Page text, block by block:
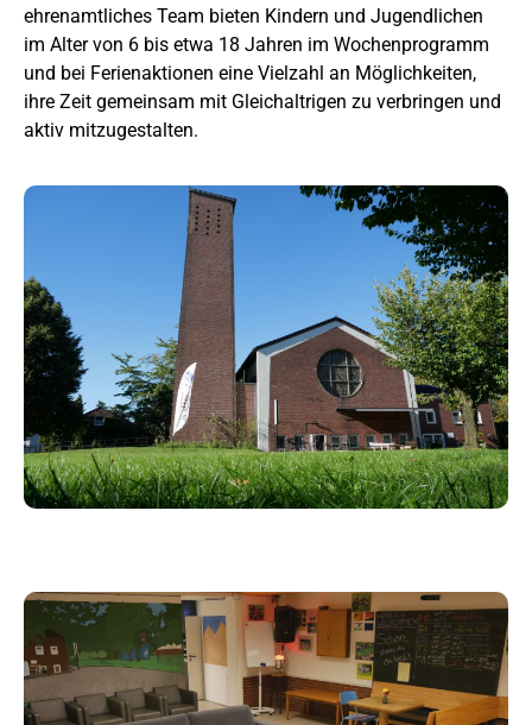
ehrenamtliches Team bieten Kindern und Jugendlichen
im Alter von 6 bis etwa 18 Jahren im Wochenprogramm
und bei Ferienaktionen eine Vielzahl an Möglichkeiten,
ihre Zeit gemeinsam mit Gleichaltrigen zu verbringen und
aktiv mitzugestalten.